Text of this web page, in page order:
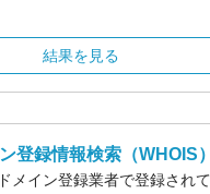
結果を見る
ン登録情報検索 （WHOIS）
メイン登録業者で登録され